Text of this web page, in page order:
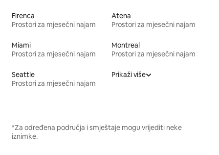
Firenca
Prostori za mjesečni najam
Atena
Prostori za mjesečni najam
Miami
Prostori za mjesečni najam
Montreal
Prostori za mjesečni najam
Seattle
Prostori za mjesečni najam
Prikaži više
*Za određena područja i smještaje mogu vrijediti neke
iznimke.